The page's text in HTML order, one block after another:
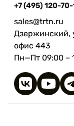
+7 (495) 120-
sales@trtn.ru
Дзержинский,
офис 443
Пн—Пт 09:00 –